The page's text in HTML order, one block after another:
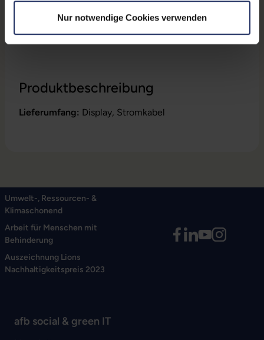
Nur notwendige Cookies verwenden
Produktbeschreibung
Lieferumfang: Display, Stromkabel
Gewicht: 6,2 kg
Herstellernummer: EV2315W-BK
Umwelt-, Ressourcen- &
Klimaschonend
Arbeit für Menschen mit
Behinderung
Auszeichnung Lions
Nachhaltigkeitspreis 2023
afb social & green IT